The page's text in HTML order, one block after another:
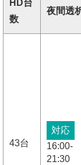
HD台
数
夜間透
43台
対応
16:00-
21:30